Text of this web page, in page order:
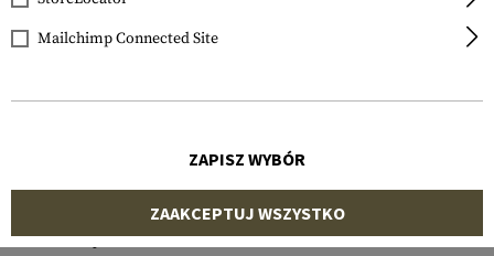
Numer artykułu:
10293430900
Mailchimp Connected Site
ZAPISZ WYBÓR
ZAAKCEPTUJ WSZYSTKO